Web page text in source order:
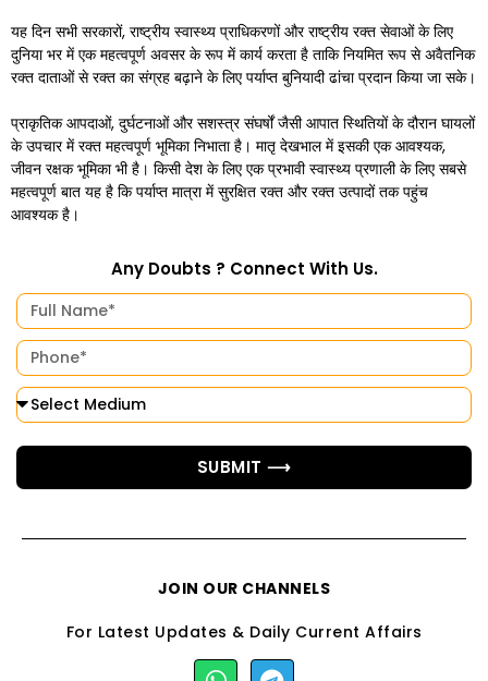
यह दिन सभी सरकारों, राष्ट्रीय स्वास्थ्य प्राधिकरणों और राष्ट्रीय रक्त सेवाओं के लिए
दुनिया भर में एक महत्वपूर्ण अवसर के रूप में कार्य करता है ताकि नियमित रूप से अवैतनिक
रक्त दाताओं से रक्त का संग्रह बढ़ाने के लिए पर्याप्त बुनियादी ढांचा प्रदान किया जा सके।
प्राकृतिक आपदाओं, दुर्घटनाओं और सशस्त्र संघर्षों जैसी आपात स्थितियों के दौरान घायलों
के उपचार में रक्त महत्वपूर्ण भूमिका निभाता है। मातृ देखभाल में इसकी एक आवश्यक,
जीवन रक्षक भूमिका भी है। किसी देश के लिए एक प्रभावी स्वास्थ्य प्रणाली के लिए सबसे
महत्वपूर्ण बात यह है कि पर्याप्त मात्रा में सुरक्षित रक्त और रक्त उत्पादों तक पहुंच
आवश्यक है।
Any Doubts ? Connect With Us.
SUBMIT ⟶
JOIN OUR CHANNELS
For Latest Updates & Daily Current Affairs